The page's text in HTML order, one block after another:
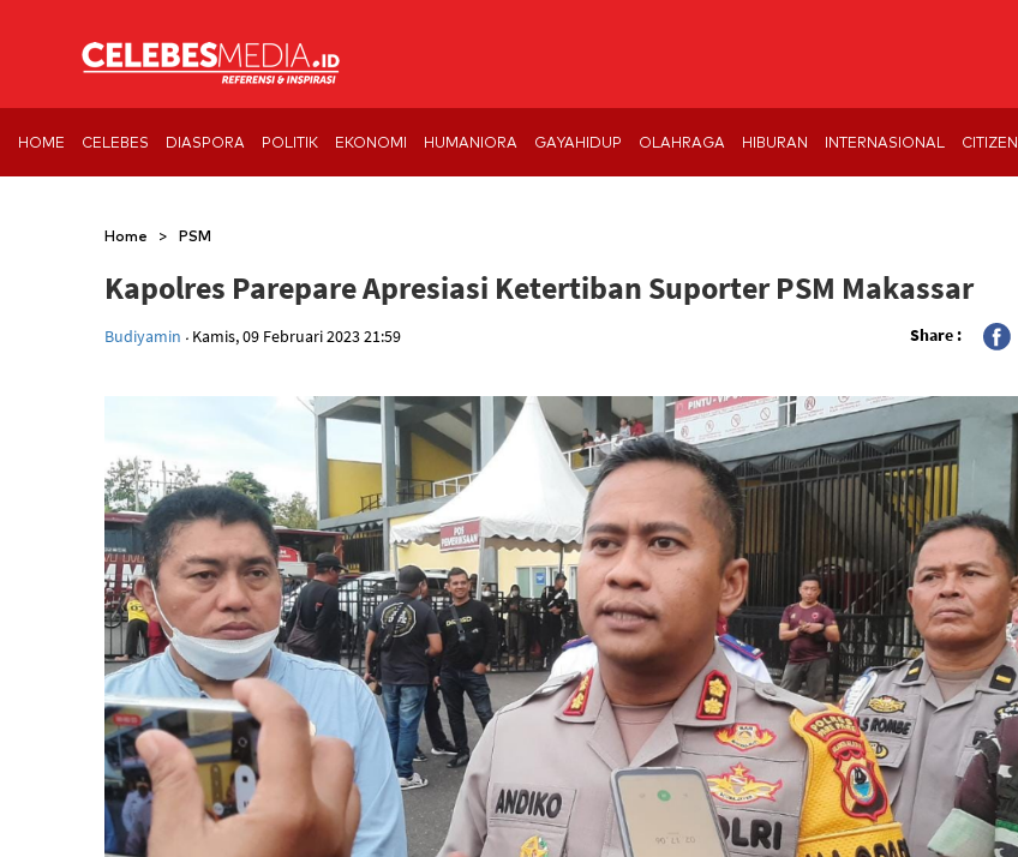
HOME CELEBES DIASPORA POLITIK EKONOMI HUMANIORA GAYAHIDUP OLAHRAGA HIBURAN INTERNASIONAL CITIZEN
Home > PSM
Kapolres Parepare Apresiasi Ketertiban Suporter PSM Makassar
Budiyamin . Kamis, 09 Februari 2023 21:59 Share :